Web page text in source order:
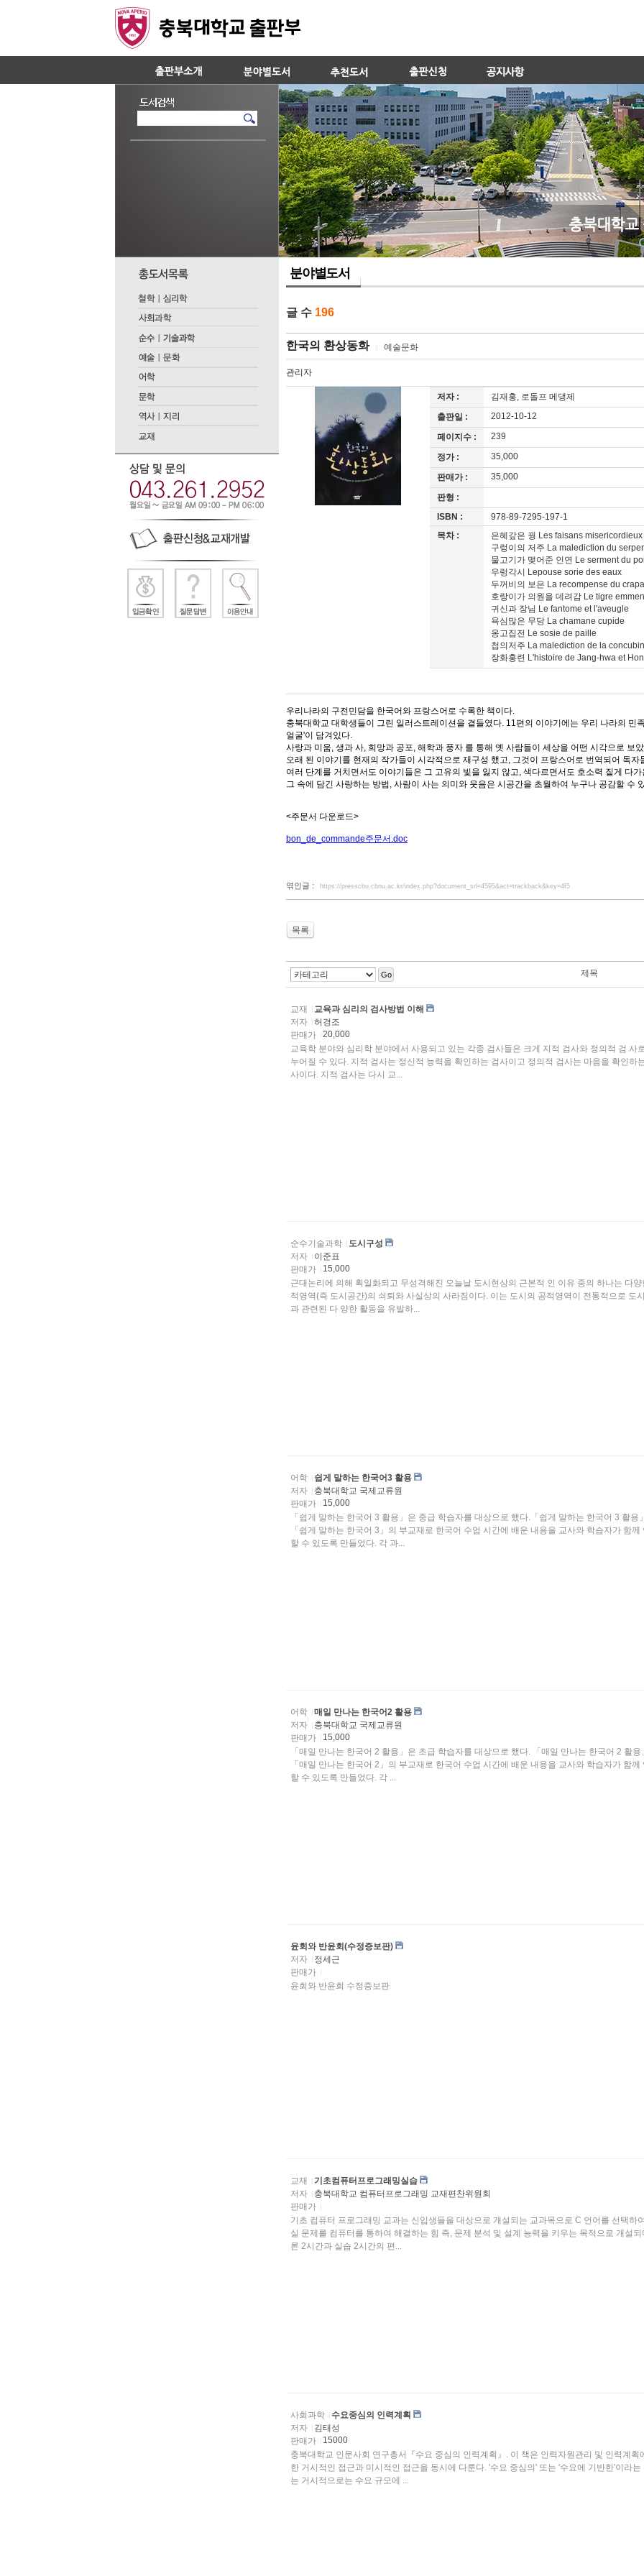
분야별도서
글 수 196
한국의 환상동화 예술문화
관리자
저자 :
김재홍, 로돌프 메댕제
출판일 :
2012-10-12
페이지수 : 239
정가 : 35,000
판매가 : 35,000
판형 :
ISBN :
978-89-7295-197-1
목차 :
은혜갚은 꿩 Les faisans misericordieux
구렁이의 저주 La malediction du
물고기가 맺어준 인연 Le serment du
우렁각시 Lepouse sorie des eaux
두꺼비의 보은 La recompense du
호랑이가 의원을 데려감 Le tigre
귀신과 장님 Le fantome et l'aveugle
욕심많은 무당 La chamane cupide
옹고집전 Le sosie de paille
첩의저주 La malediction de la
장화홍련 L'histoire de Jang-hwa et
우리나라의 구전민담을 한국어와 프랑스어로 수록한 책이다.
충북대학교 대학생들이 그린 일러스트레이션을 곁들였다. 11편의 이야기에는 우리 나라의 민
얼굴'이 담겨있다.
사랑과 미움, 생과 사, 희망과 공포, 해학과 풍자 를 통해 옛 사람들이 세상을 어떤 시각으로 보
오래 된 이야기를 현재의 작가들이 시각적으로 재구성 했고, 그것이 프랑스어로 번역되어 독자
여러 단계를 거치면서도 이야기들은 그 고유의 빛을 잃지 않고, 색다르면서도 호소력 짙게 다가
그 속에 담긴 사랑하는 방법, 사람이 사는 의미와 웃음은 시공간을 초월하여 누구나 공감할 수
<주문서 다운로드>
bon_de_commande주문서.doc
엮인글 : https://presscbu.cbnu.ac.kr/index.php?document_srl=4595&act=trackback&key=4f5
목록
Go 제목
교재
교육과 심리의 검사방법 이해
저자
허경조
판매가
20,000
교육학 분야와 심리학 분야에서 사용되고 있는 각종 검사들은 크게 지적 검사와 정의적 검 사
누어질 수 있다. 지적 검사는 정신적 능력을 확인하는 검사이고 정의적 검사는 마음을 확인하
사이다. 지적 검사는 다시 교...
순수기술과학
도시구성
저자
이준표
판매가
15,000
근대논리에 의해 획일화되고 무성격해진 오늘날 도시현상의 근본적 인 이유 중의 하나는 다양
적영역(즉 도시공간)의 쇠퇴와 사실상의 사라짐이다. 이는 도시의 공적영역이 전통적으로 도
과 관련된 다 양한 활동을 유발하...
어학
쉽게 말하는 한국어3 활용
저자
충북대학교 국제교류원
판매가
15,000
「쉽게 말하는 한국어 3 활용」은 중급 학습자를 대상으로 했다.「쉽게 말하는 한국어 3 활용
「쉽게 말하는 한국어 3」의 부교재로 한국어 수업 시간에 배운 내용을 교사와 학습자가 함께
할 수 있도록 만들었다. 각 과...
어학
매일 만나는 한국어2 활용
저자
충북대학교 국제교류원
판매가
15,000
「매일 만나는 한국어 2 활용」은 초급 학습자를 대상으로 했다. 「매일 만나는 한국어 2 활용」은
「매일 만나는 한국어 2」의 부교재로 한국어 수업 시간에 배운 내용을 교사와 학습자가 함께
할 수 있도록 만들었다. 각 ...
윤회와 반윤회(수정증보판)
저자
정세근
판매가
윤회와 반윤회 수정증보판
교재
기초컴퓨터프로그래밍실습
저자
충북대학교 컴퓨터프로그래밍 교재편찬위원회
판매가
기초 컴퓨터 프로그래밍 교과는 신입생들을 대상으로 개설되는 교과목으로 C 언어를 선택하
실 문제를 컴퓨터를 통하여 해결하는 힘 즉, 문제 분석 및 설계 능력을 키우는 목적으로 개설되
론 2시간과 실습 2시간의 편...
사회과학
수요중심의 인력계획
저자
김태성
판매가
15000
충북대학교 인문사회 연구총서『수요 중심의 인력계획』. 이 책은 인력자원관리 및 인력계획
한 거시적인 접근과 미시적인 접근을 동시에 다룬다. '수요 중심의' 또는 '수요에 기반한'이라는
는 거시적으로는 수요 규모에 ...